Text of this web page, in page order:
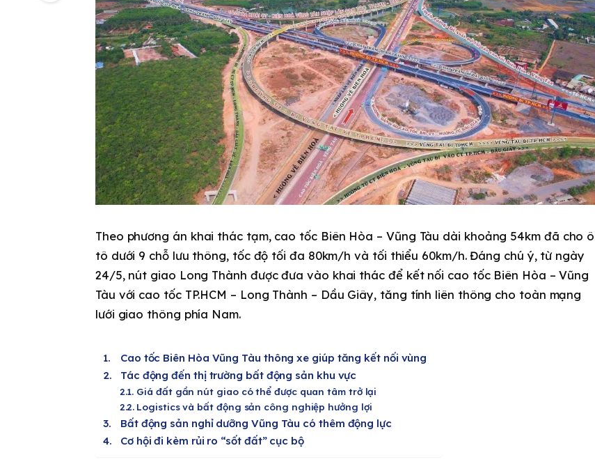
Theo phương án khai thác tạm, cao tốc Biên Hòa – Vũng Tàu dài khoảng 54km đã cho ô
tô dưới 9 chỗ lưu thông, tốc độ tối đa 80km/h và tối thiểu 60km/h. Đáng chú ý, từ ngày
24/5, nút giao Long Thành được đưa vào khai thác để kết nối cao tốc Biên Hòa – Vũng
Tàu với cao tốc TP.HCM – Long Thành – Dầu Giây, tăng tính liên thông cho toàn mạng
lưới giao thông phía Nam.
Cao tốc Biên Hòa Vũng Tàu thông xe giúp tăng kết nối vùng
Tác động đến thị trường bất động sản khu vực
Giá đất gần nút giao có thể được quan tâm trở lại
Logistics và bất động sản công nghiệp hưởng lợi
Bất động sản nghỉ dưỡng Vũng Tàu có thêm động lực
Cơ hội đi kèm rủi ro “sốt đất” cục bộ